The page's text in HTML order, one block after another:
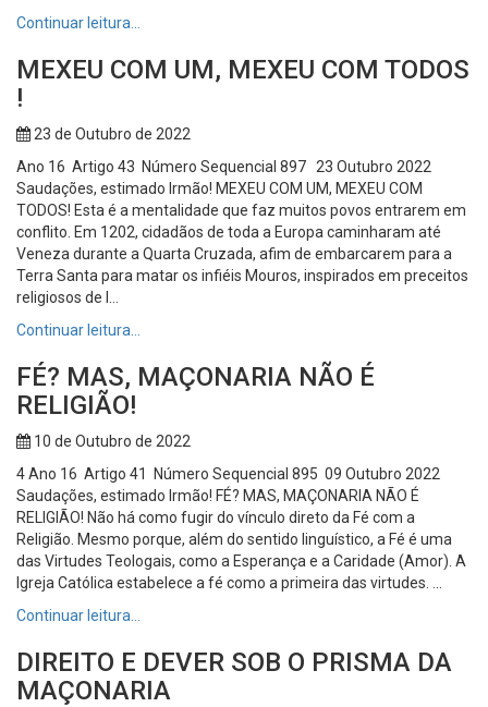
Continuar leitura…
MEXEU COM UM, MEXEU COM TODOS
!
23 de Outubro de 2022
Ano 16 Artigo 43 Número Sequencial 897 23 Outubro 2022
Saudações, estimado Irmão! MEXEU COM UM, MEXEU COM
TODOS! Esta é a mentalidade que faz muitos povos entrarem em
conflito. Em 1202, cidadãos de toda a Europa caminharam até
Veneza durante a Quarta Cruzada, afim de embarcarem para a
Terra Santa para matar os infiéis Mouros, inspirados em preceitos
religiosos de l...
Continuar leitura…
FÉ? MAS, MAÇONARIA NÃO É
RELIGIÃO!
10 de Outubro de 2022
4 Ano 16 Artigo 41 Número Sequencial 895 09 Outubro 2022
Saudações, estimado Irmão! FÉ? MAS, MAÇONARIA NÃO É
RELIGIÃO! Não há como fugir do vínculo direto da Fé com a
Religião. Mesmo porque, além do sentido linguístico, a Fé é uma
das Virtudes Teologais, como a Esperança e a Caridade (Amor). A
Igreja Católica estabelece a fé como a primeira das virtudes. ...
Continuar leitura…
DIREITO E DEVER SOB O PRISMA DA
MAÇONARIA